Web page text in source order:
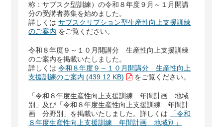
称：サブスク型訓練）の令和８年度９月～１月開講
分の受講者募集を始めました。
詳しくは サブスクリプション型生産性向上支援訓練
のご案内 をご覧ください。
令和８年度９～１０月開講分 生産性向上支援訓練
のご案内を掲載いたしました。
詳しくは 令和８年度９～１０月開講分 生産性向上
支援訓練のご案内 (439.12 KB)
をご覧ください。
「令和８年度生産性向上支援訓練 年間計画 地域
別」及び「令和８年度生産性向上支援訓練 年間計
画 分野別」を掲載いたしました。詳しくは
「令和
８年度生産性向上支援訓練 年間計画 地域別」